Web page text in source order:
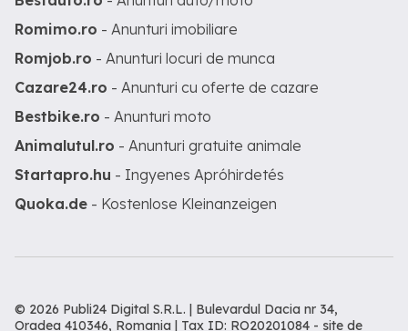
Romimo.ro - Anunturi imobiliare
Romjob.ro - Anunturi locuri de munca
Cazare24.ro - Anunturi cu oferte de cazare
Bestbike.ro - Anunturi moto
Animalutul.ro - Anunturi gratuite animale
Startapro.hu - Ingyenes Apróhirdetés
Quoka.de - Kostenlose Kleinanzeigen
© 2026 Publi24 Digital S.R.L. | Bulevardul Dacia nr 34,
Oradea 410346, Romania | Tax ID: RO20201084 - site de